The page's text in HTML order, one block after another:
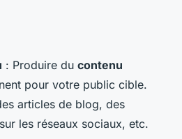
: Produire du contenu
pour votre public cible.
articles de blog, des
les réseaux sociaux, etc.